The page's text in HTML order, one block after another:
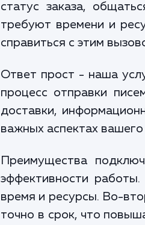
статус заказа,
требуют времени и
справиться с этим
Ответ прост - наша
процесс отправки
доставки,
важных аспектах
Преимущества
эффективности
время и ресурсы. Во-
точно в срок, что